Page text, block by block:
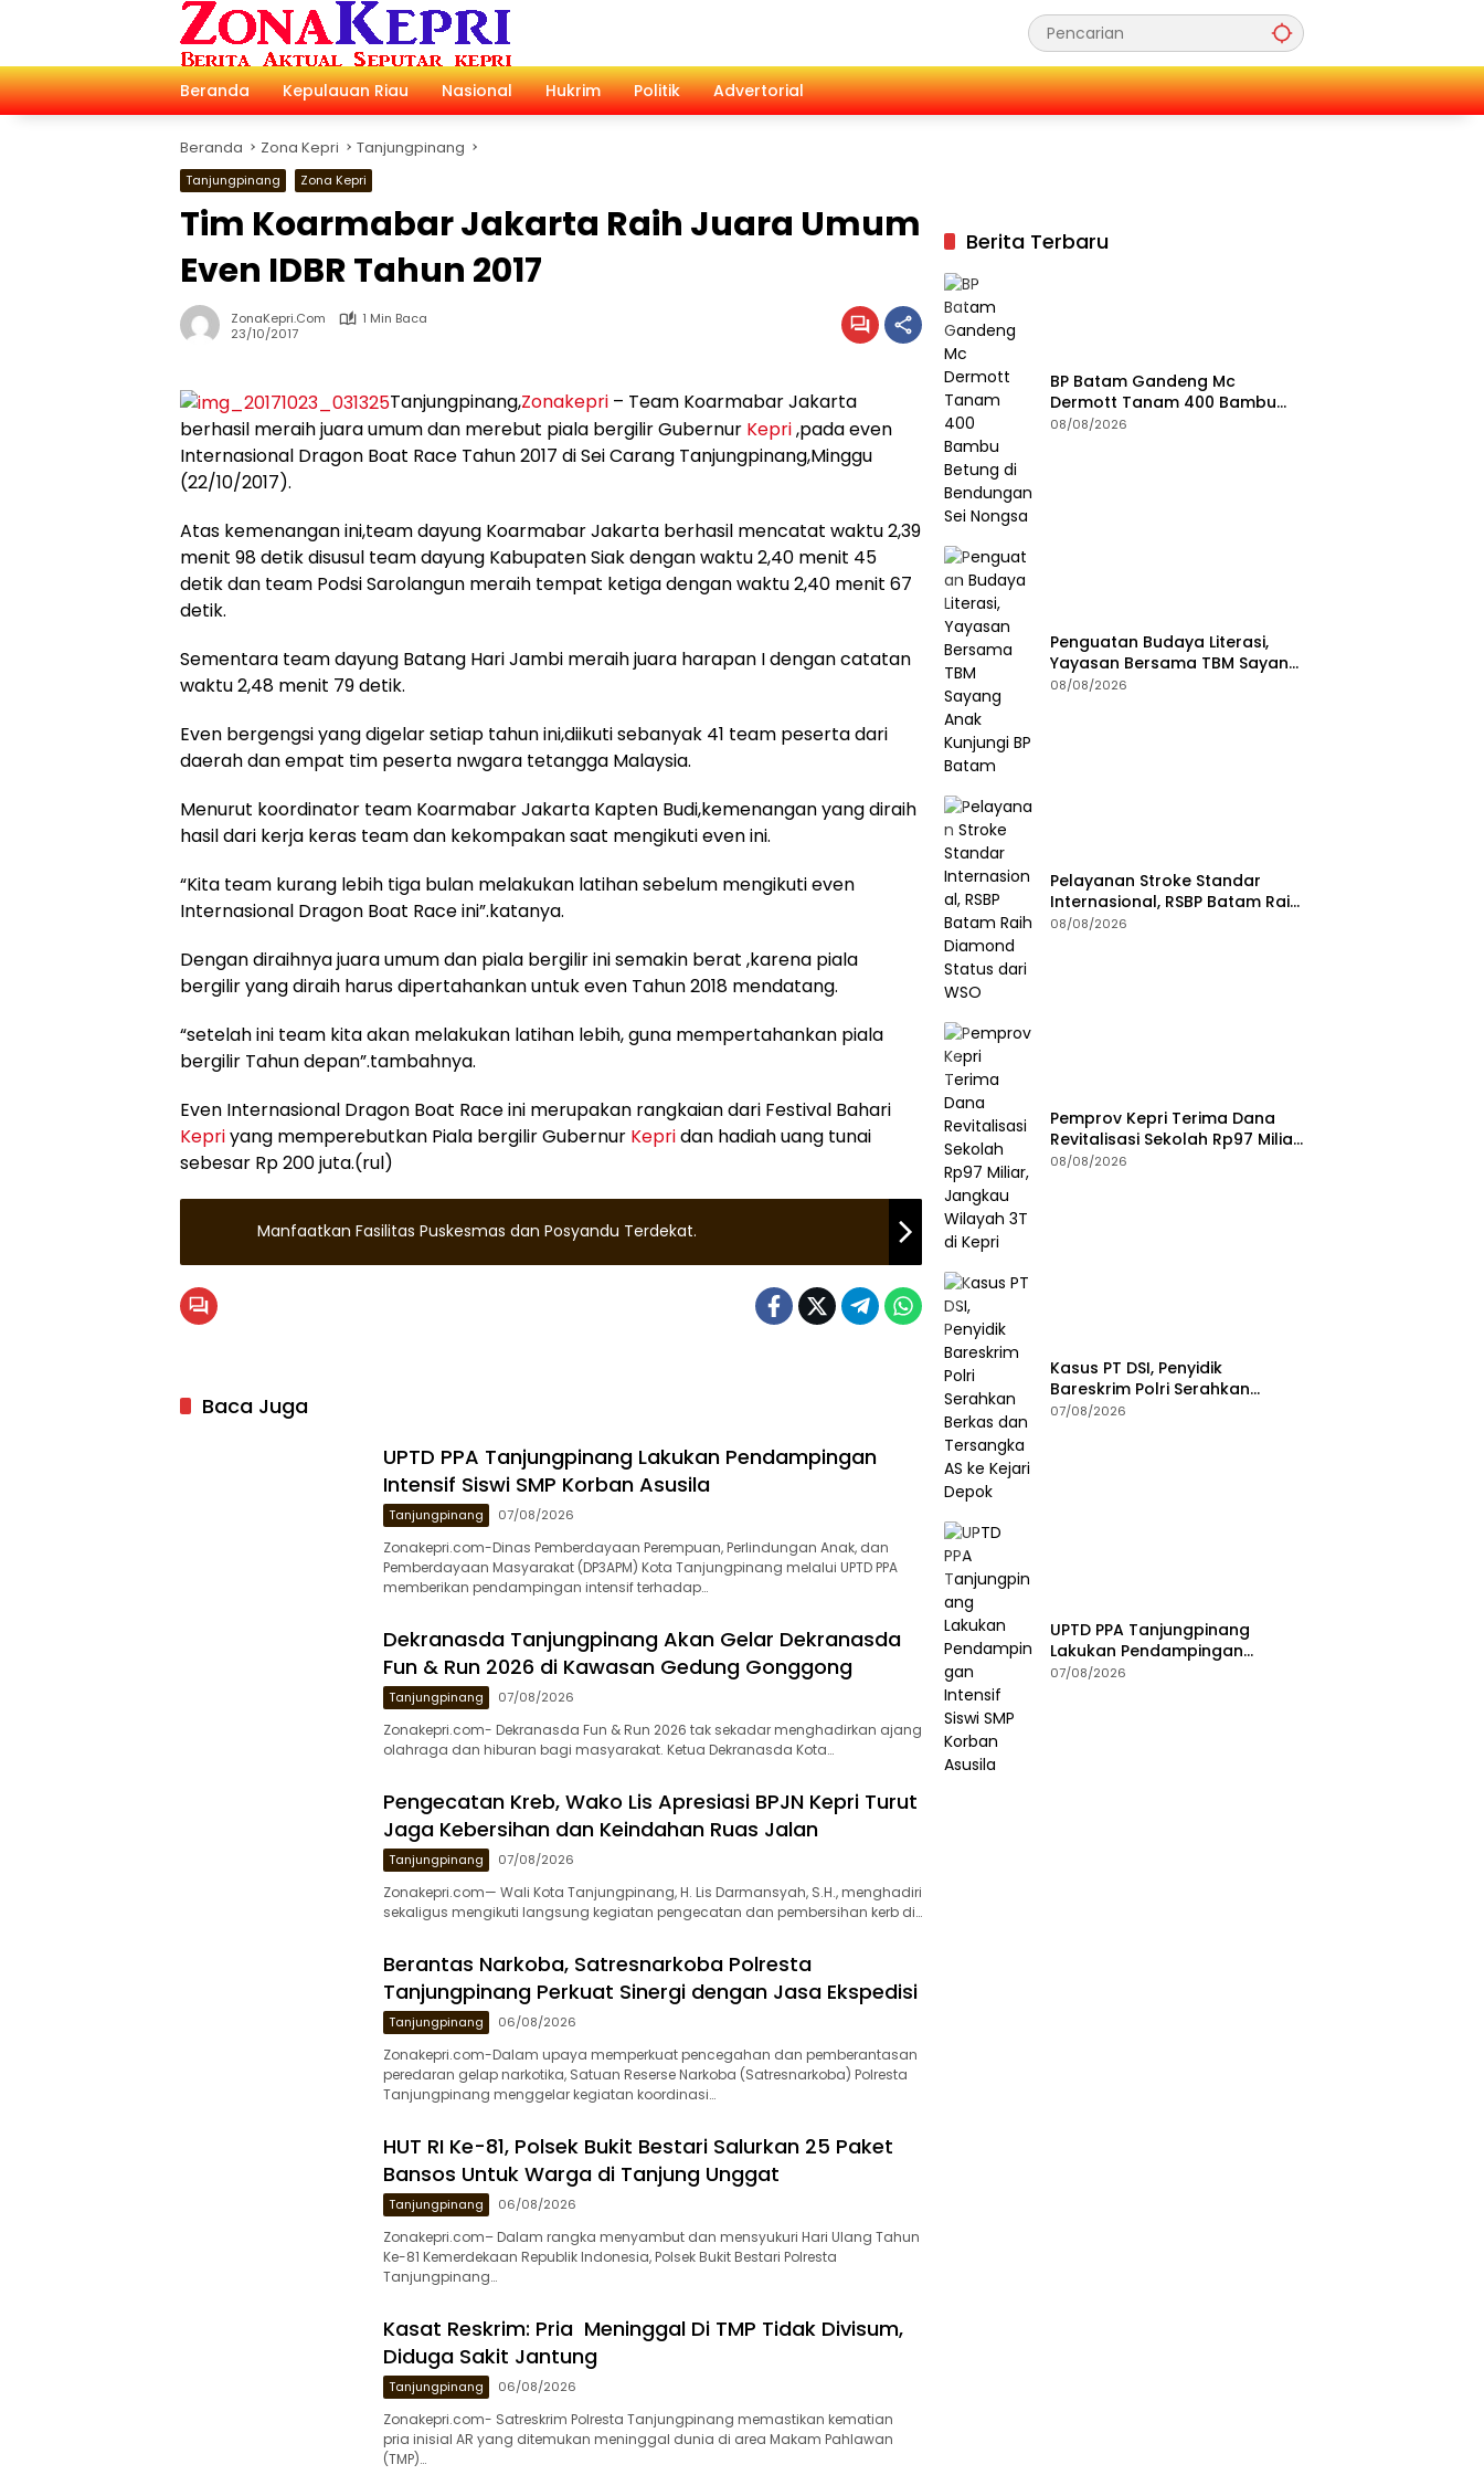
Beranda
Kepulauan Riau Nasional Hukrim Politik Advertorial
Beranda Zona Kepri Tanjungpinang
Tanjungpinang Zona Kepri
Tim Koarmabar Jakarta Raih Juara Umum
Even IDBR Tahun 2017
ZonaKepri.com
1 Min Baca
23/10/2017
Tanjungpinang,Zonakepri – Team Koarmabar Jakarta
berhasil meraih juara umum dan merebut piala bergilir Gubernur Kepri,pada even
Internasional Dragon Boat Race Tahun 2017 di Sei Carang Tanjungpinang,Minggu
(22/10/2017).
Atas kemenangan ini,team dayung Koarmabar Jakarta berhasil mencatat waktu 2,39
menit 98 detik disusul team dayung Kabupaten Siak dengan waktu 2,40 menit 45
detik dan team Podsi Sarolangun meraih tempat ketiga dengan waktu 2,40 menit 67
detik.
Sementara team dayung Batang Hari Jambi meraih juara harapan I dengan catatan
waktu 2,48 menit 79 detik.
Even bergengsi yang digelar setiap tahun ini,diikuti sebanyak 41 team peserta dari
daerah dan empat tim peserta nwgara tetangga Malaysia.
Menurut koordinator team Koarmabar Jakarta Kapten Budi,kemenangan yang diraih
hasil dari kerja keras team dan kekompakan saat mengikuti even ini.
“Kita team kurang lebih tiga bulan melakukan latihan sebelum mengikuti even
Internasional Dragon Boat Race ini”.katanya.
Dengan diraihnya juara umum dan piala bergilir ini semakin berat ,karena piala
bergilir yang diraih harus dipertahankan untuk even Tahun 2018 mendatang.
“setelah ini team kita akan melakukan latihan lebih, guna mempertahankan piala
bergilir Tahun depan”.tambahnya.
Even Internasional Dragon Boat Race ini merupakan rangkaian dari Festival Bahari
Kepriyang memperebutkan Piala bergilir Gubernur Kepridan hadiah uang tunai
sebesar Rp 200 juta.(rul)
Manfaatkan Fasilitas Puskesmas dan Posyandu Terdekat.
Baca Juga
UPTD PPA Tanjungpinang Lakukan Pendampingan
Intensif Siswi SMP Korban Asusila
Tanjungpinang 07/08/2026
Zonakepri.com-Dinas Pemberdayaan Perempuan, Perlindungan Anak, dan
Pemberdayaan Masyarakat (DP3APM) Kota Tanjungpinang melalui UPTD PPA
memberikan pendampingan intensif terhadap…
Dekranasda Tanjungpinang Akan Gelar Dekranasda
Fun & Run 2026 di Kawasan Gedung Gonggong
Tanjungpinang 07/08/2026
Zonakepri.com- Dekranasda Fun & Run 2026 tak sekadar menghadirkan ajang
olahraga dan hiburan bagi masyarakat. Ketua Dekranasda Kota…
Pengecatan Kreb, Wako Lis Apresiasi BPJN Kepri Turut
Jaga Kebersihan dan Keindahan Ruas Jalan
Tanjungpinang 07/08/2026
Zonakepri.com— Wali Kota Tanjungpinang, H. Lis Darmansyah, S.H., menghadiri
sekaligus mengikuti langsung kegiatan pengecatan dan pembersihan kerb di…
Berantas Narkoba, Satresnarkoba Polresta
Tanjungpinang Perkuat Sinergi dengan Jasa Ekspedisi
Tanjungpinang 06/08/2026
Zonakepri.com-Dalam upaya memperkuat pencegahan dan pemberantasan
peredaran gelap narkotika, Satuan Reserse Narkoba (Satresnarkoba) Polresta
Tanjungpinang menggelar kegiatan koordinasi…
HUT RI Ke-81, Polsek Bukit Bestari Salurkan 25 Paket
Bansos Untuk Warga di Tanjung Unggat
Tanjungpinang 06/08/2026
Zonakepri.com– Dalam rangka menyambut dan mensyukuri Hari Ulang Tahun
Ke-81 Kemerdekaan Republik Indonesia, Polsek Bukit Bestari Polresta
Tanjungpinang…
Kasat Reskrim: Pria Meninggal Di TMP Tidak Divisum,
Diduga Sakit Jantung
Tanjungpinang 06/08/2026
Zonakepri.com- Satreskrim Polresta Tanjungpinang memastikan kematian
pria inisial AR yang ditemukan meninggal dunia di area Makam Pahlawan
(TMP)…
Berita Terbaru
BP Batam Gandeng Mc
Dermott Tanam 400 Bambu
Betung di Bendungan Sei
08/08/2026
Penguatan Budaya Literasi,
Yayasan Bersama TBM Sayang
Anak Kunjungi BP Batam
08/08/2026
Pelayanan Stroke Standar
Internasional, RSBP Batam Raih
Diamond Status dari WSO
08/08/2026
Pemprov Kepri Terima Dana
Revitalisasi Sekolah Rp97 Miliar,
Jangkau Wilayah 3T di Kepri
08/08/2026
Kasus PT DSI, Penyidik
Bareskrim Polri Serahkan
Berkas dan Tersangka AS ke
07/08/2026
UPTD PPA Tanjungpinang
Lakukan Pendampingan
Intensif Siswi SMP Korban
07/08/2026